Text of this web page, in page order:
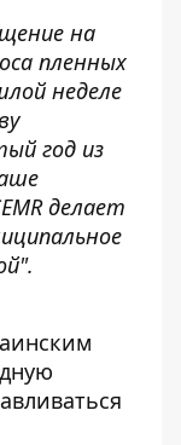
на
пленных
неделе
год из
делает